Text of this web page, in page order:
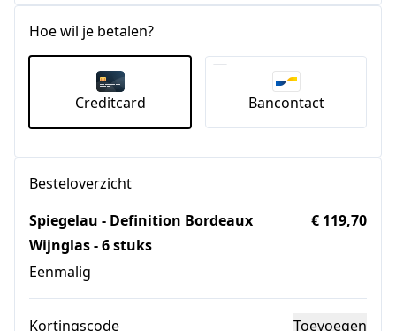
Hoe wil je betalen?
Creditcard Bancontact
Besteloverzicht
Spiegelau - Definition Bordeaux
Wijnglas - 6 stuks
Eenmalig
€ 119,70
Kortingscode Toevoegen